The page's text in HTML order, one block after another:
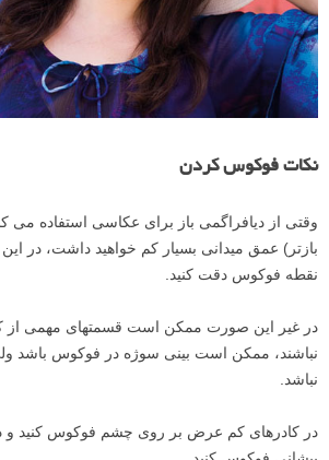
نکات فوکوس کردن
بازتر) عمق میدانی بسیار کم خواهید داشت، در
نقطه فوکوس دقت کنید.
در غیر این صورت ممکن است قسمتهای مهمی از
نباشند، ممکن است بینی سوژه در فوکوس باشد
نباشد.
در کادرهای کم عرض بر روی چشم فوکوس کنید و